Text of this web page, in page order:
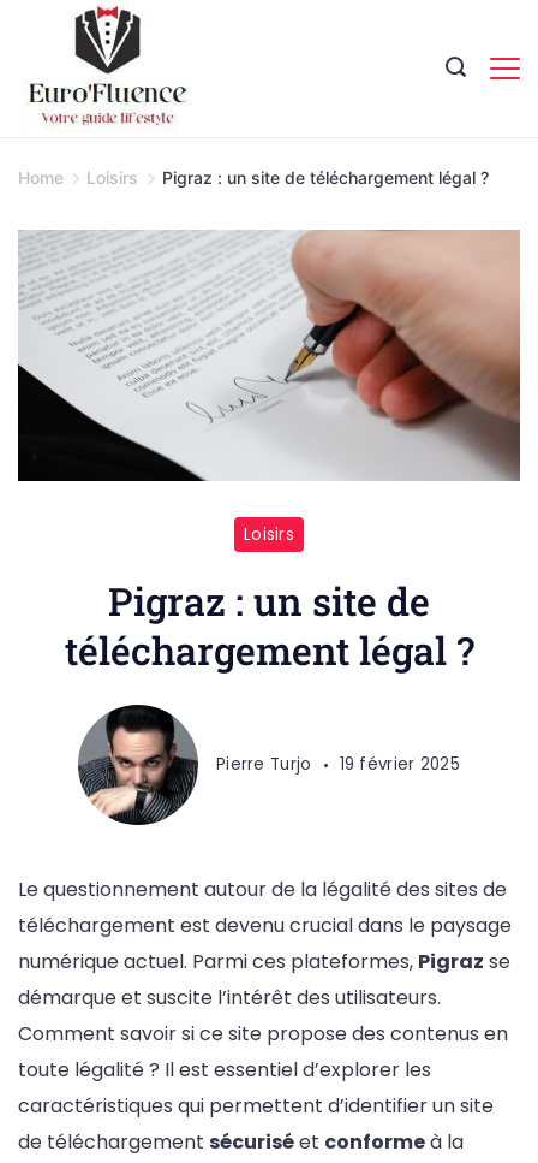
content
Home Loisirs Pigraz : un site de téléchargement légal ?
Loisirs
Pigraz : un site de
téléchargement légal ?
Pierre Turjo 19 février 2025
Le questionnement autour de la légalité des sites de
téléchargement est devenu crucial dans le paysage
numérique actuel. Parmi ces plateformes, Pigraz se
démarque et suscite l’intérêt des utilisateurs.
Comment savoir si ce site propose des contenus en
toute légalité ? Il est essentiel d’explorer les
caractéristiques qui permettent d’identifier un site
de téléchargement sécuriséet conformeà la